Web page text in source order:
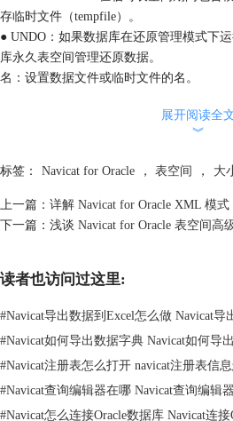
存临时文件（tempfile）。
● UNDO：如果数据库在还原管理模式下
库永久表空间管理还原数据。
名：设置数据文件或临时文件的名。
单位：定义数据文件或临时文件大小的单
（gigabytes）、兆字节（terabytes）、拍字
（exabytes）。
重用：允许 Oracle 重用现有的文件。
展。
大小。默认的是一个数据块大小。使用下
来指定大小，分别为千字节（kilobytes）、
字节（gigabytes）、兆字节（terabytes）、
（exabytes）。
展开阅读全
︾
标签： Navicat for Oracle ， 表空间 ， 大
上一篇： 详解 Navicat for Oracle XML 模式
下一篇： 浅谈 Navicat for Oracle 表空间高
读者也访问过这里:
#Navicat导出数据到Excel怎么做 Navicat导
#Navicat如何导出数据字典 Navicat如何导
#Navicat注册表怎么打开 navicat注册表信
#Navicat查询编辑器在哪 Navicat查询编辑
#Navicat怎么连接Oracle数据库 Navicat连